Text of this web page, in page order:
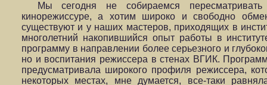
Мы сегодня не собираемся
кинорежиссуре, а хотим широко и свободно
существуют и у наших мастеров, приходящих в
многолетний накопившийся опыт работы в
программу в направлении более серьезного и
но и воспитания режиссера в стенах ВГИК.
предусматривала широкого профиля режиссера,
некоторых местах, мне думается, все-таки